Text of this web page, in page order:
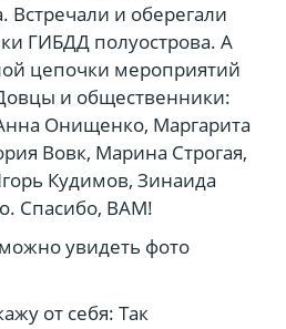
Встречали и оберегали
ГИБДД полуострова. А
цепочки мероприятий
и общественники:
Онищенко, Маргарита
Вовк, Марина Строгая,
Кудимов, Зинаида
Спасибо, ВАМ!
можно увидеть фото
от себя: Так